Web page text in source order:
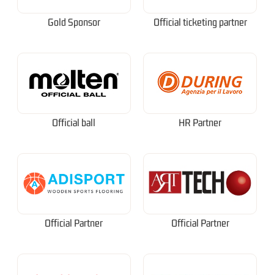
Gold Sponsor Official ticketing partner
Official ball HR Partner
Official Partner Official Partner